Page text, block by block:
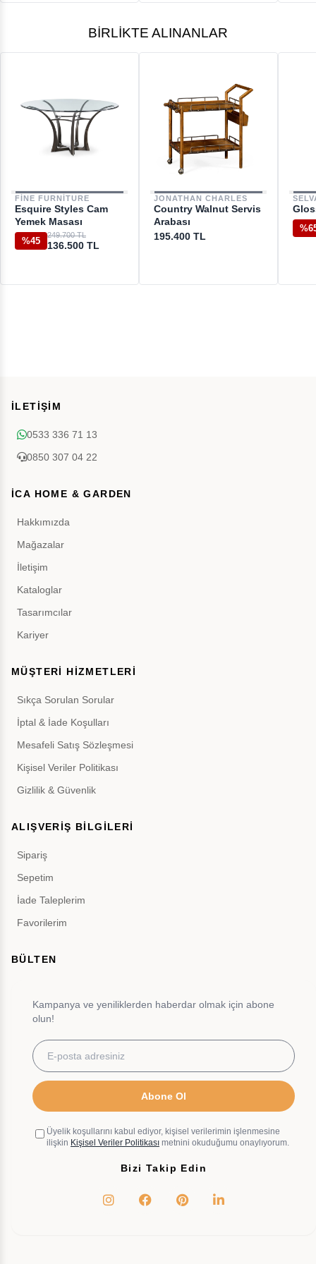
BIRLIKTE ALINANLAR
FINE FURNITURE
Esquire Styles Cam
Yemek Masası
%45
249.700 TL
136.500 TL
JONATHAN CHARLES
Country Walnut Servis
Arabası
195.400 TL
İLETİŞİM
0533 336 71 13
0850 307 04 22
İCA HOME & GARDEN
Hakkımızda
Mağazalar
İletişim
Kataloglar
Tasarımcılar
Kariyer
MÜŞTERİ HİZMETLERİ
Sıkça Sorulan Sorular
İptal & İade Koşulları
Mesafeli Satış Sözleşmesi
Kişisel Veriler Politikası
Gizlilik & Güvenlik
ALIŞVERİŞ BİLGİLERİ
Sipariş
Sepetim
İade Taleplerim
Favorilerim
BÜLTEN
Kampanya ve yeniliklerden haberdar olmak için abone
olun!
Abone Ol
Üyelik koşullarını kabul ediyor, kişisel verilerimin işlenmesine
ilişkin Kişisel Veriler Politikası metnini okuduğumu onaylıyorum.
Bizi Takip Edin